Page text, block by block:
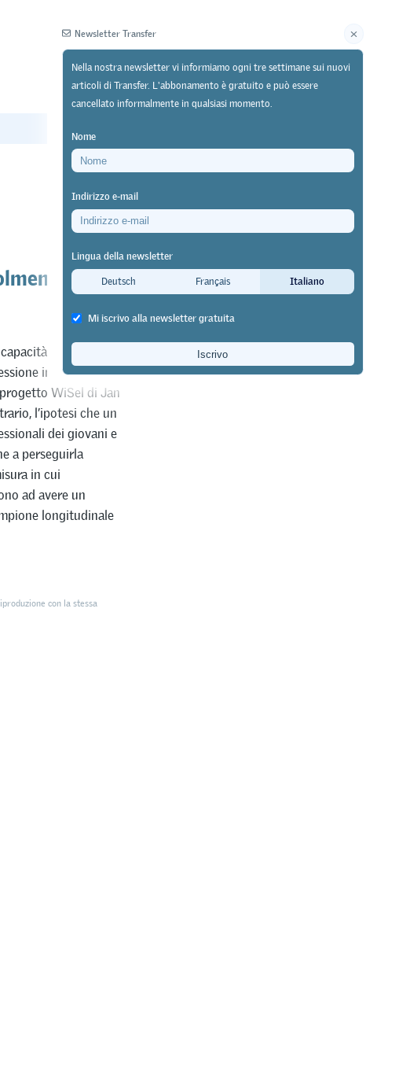
Editore
sulle
individuali –
in questione
WiSel di Jan
l’ipotesi che un
dei giovani e
a perseguirla
in cui
ad avere un
longitudinale
con la stessa
Newsletter Transfer
Nella nostra newsletter vi informiamo ogni tre settimane sui nuovi
articoli di Transfer. L'abbonamento è gratuito e può essere
cancellato informalmente in qualsiasi momento.
Nome
Indirizzo e-mail
Lingua della newsletter
Deutsch
Français Italiano
Mi iscrivo alla newsletter gratuita